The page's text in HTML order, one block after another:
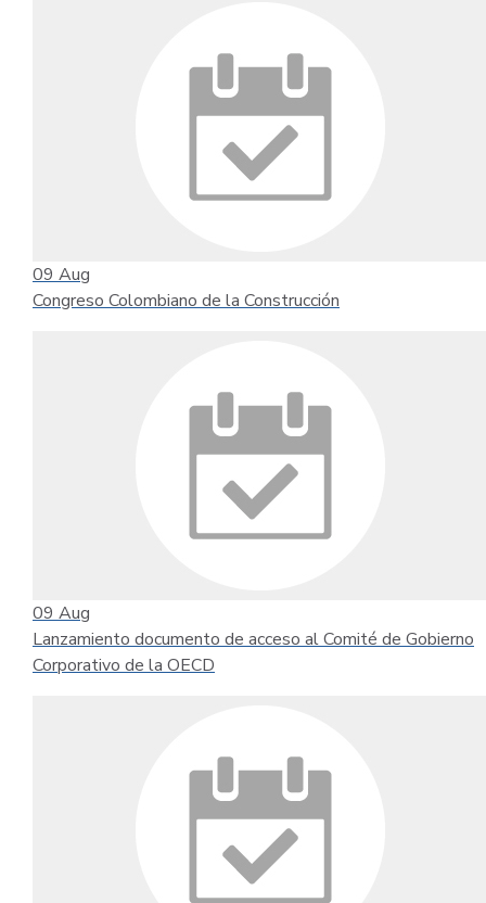
09 Aug
Congreso Colombiano de la Construcción
09 Aug
Lanzamiento documento de acceso al Comité de Gobierno
Corporativo de la OECD